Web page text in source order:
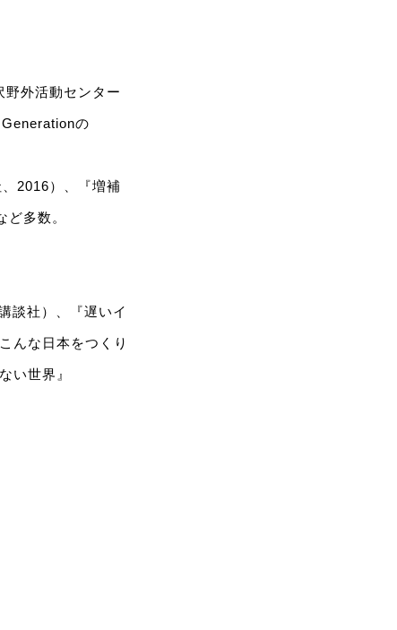
外活動センター
の
2016）、『増補
多数。
談社）、『遅いイ
んな日本をつくり
い世界』